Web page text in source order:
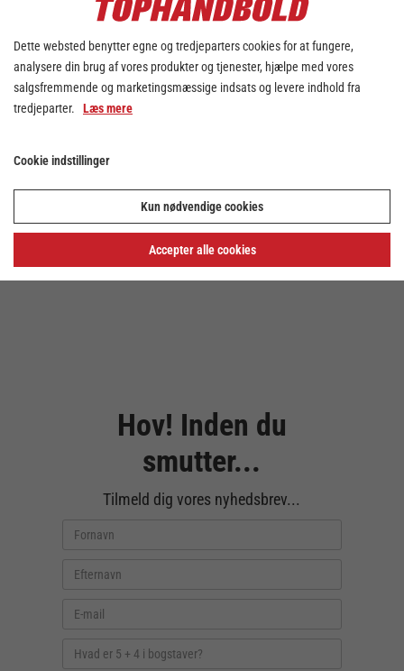
Hov! Inden du
smutter...
Tilmeld dig vores nyhedsbrev...
Dette websted benytter egne og tredjeparters cookies for at fungere,
analysere din brug af vores produkter og tjenester, hjælpe med vores
salgsfremmende og marketingsmæssige indsats og levere indhold fra
tredjeparter. Læs mere
Cookie indstillinger
Kun nødvendige cookies
Accepter alle cookies